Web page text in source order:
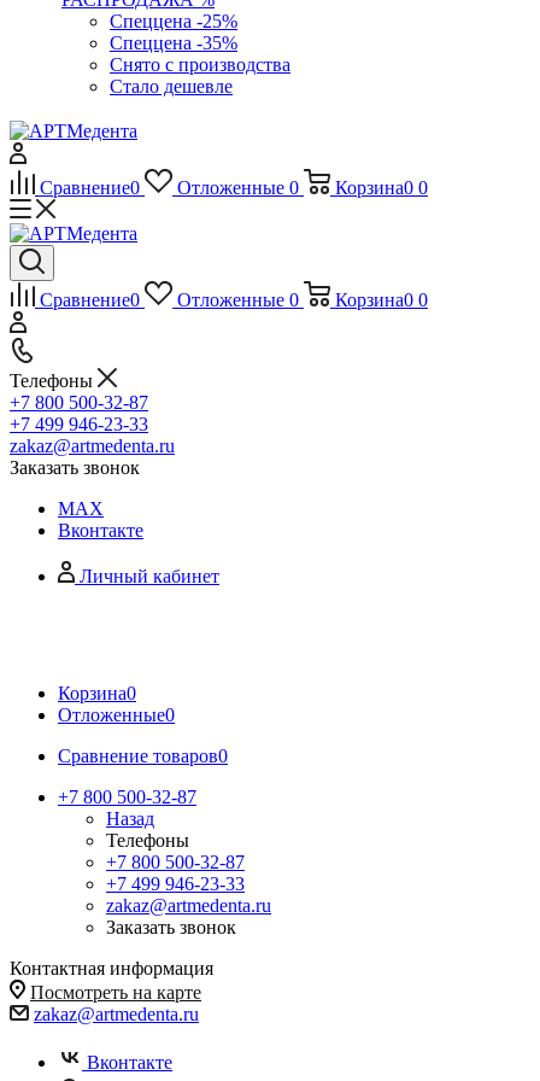
Спеццена -25%
Спеццена -35%
Снято с производства
Стало дешевле
Сравнение0 Отложенные 0 Корзина0 0
Сравнение0 Отложенные 0 Корзина0 0
Телефоны
+7 800 500-32-87
+7 499 946-23-33
zakaz@artmedenta.ru
Заказать звонок
MAX
Вконтакте
Личный кабинет
Корзина0
Отложенные0
Сравнение товаров0
+7 800 500-32-87
Назад
Телефоны
+7 800 500-32-87
+7 499 946-23-33
zakaz@artmedenta.ru
Заказать звонок
Контактная информация
Посмотреть на карте
zakaz@artmedenta.ru
Вконтакте